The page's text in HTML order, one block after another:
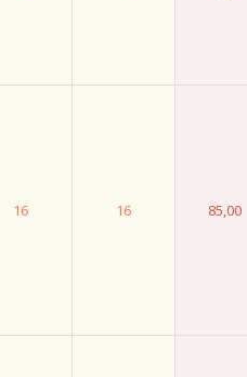
16 16 85,00